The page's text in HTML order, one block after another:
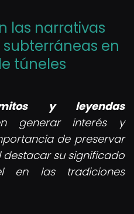
las narrativas
en
túneles
y leyendas
generar interés y
de preservar
destacar su significado
en las tradiciones